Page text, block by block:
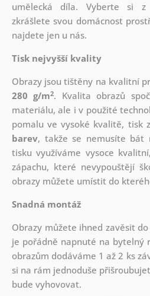
umělecká díla. Vyberte si
zkrášlete svou domácnost
najdete jen u nás.
Tisk nejvyšší kvality
Obrazy jsou tištěny na kvalitní
280 g/m2. Kvalita obrazů
materiálu, ale i v použité
pomalu ve vysoké kvalitě, tisk
barev, takže se nemusíte bát
tisku využíváme vysoce
zápachu, které nevypouštějí
obrazy můžete umístit do
Snadná montáž
Obrazy můžete ihned zavěsit
je pořádně napnuté na bytelný
obrazům dodáváme 1 až 2 ks
si na rám jednoduše
bude vyhovovat.